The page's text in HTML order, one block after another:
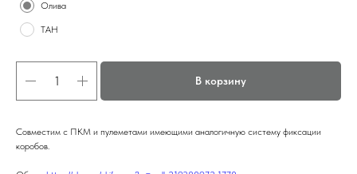
Олива
ТАН
В корзину
Совместим с ПКМ и пулеметами имеющими аналогичную систему фиксации
коробов.